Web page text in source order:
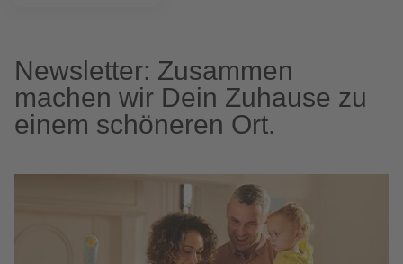
Newsletter: Zusammen
machen wir Dein Zuhause zu
einem schöneren Ort.